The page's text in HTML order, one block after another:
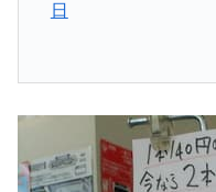
日